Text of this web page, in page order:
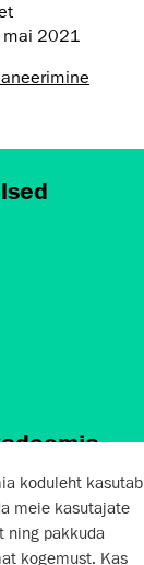
mai 2021
koduleht kasutab
meie kasutajate
ning pakkuda
kogemust. Kas